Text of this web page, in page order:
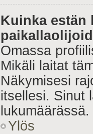
Kuinka estän
Omassa
Mikäli laitat
Näkymisesi
itsellesi. Sinut
lukumäärässä.
Ylös